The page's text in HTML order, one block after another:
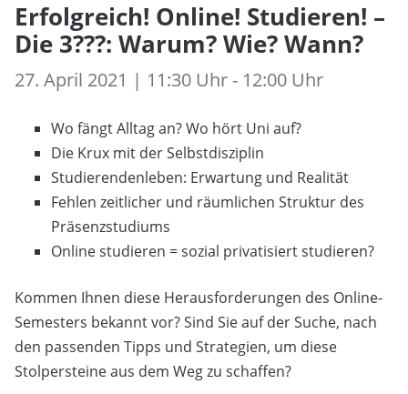
Erfolgreich! Online! Studieren! –
Die 3???: Warum? Wie? Wann?
27. April 2021 | 11:30 Uhr - 12:00 Uhr
Wo fängt Alltag an? Wo hört Uni auf?
Die Krux mit der Selbstdisziplin
Studierendenleben: Erwartung und Realität
Fehlen zeitlicher und räumlichen Struktur des
Präsenzstudiums
Online studieren = sozial privatisiert studieren?
Kommen Ihnen diese Herausforderungen des Online-
Semesters bekannt vor? Sind Sie auf der Suche, nach
den passenden Tipps und Strategien, um diese
Stolpersteine aus dem Weg zu schaffen?